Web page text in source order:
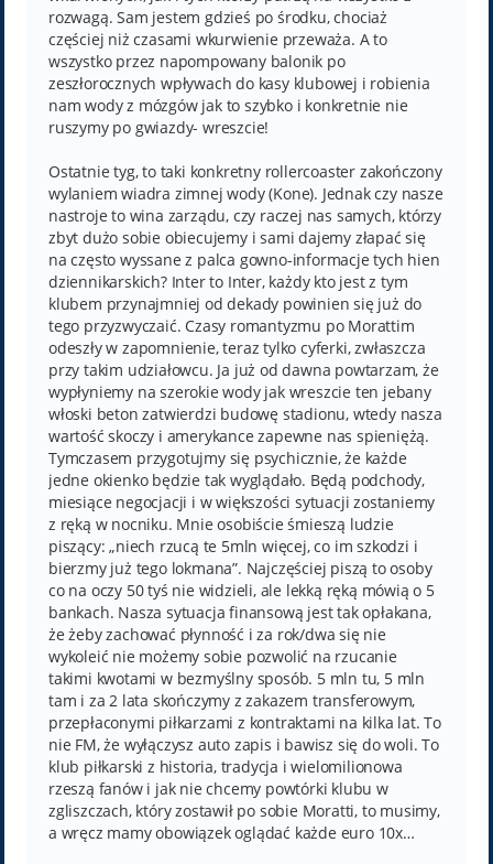
rozwagą. Sam jestem gdzieś po środku, chociaż
częściej niż czasami wkurwienie przeważa. A to
wszystko przez napompowany balonik po
zeszłorocznych wpływach do kasy klubowej i robienia
nam wody z mózgów jak to szybko i konkretnie nie
ruszymy po gwiazdy- wreszcie!
Ostatnie tyg, to taki konkretny rollercoaster zakończony
wylaniem wiadra zimnej wody (Kone). Jednak czy nasze
nastroje to wina zarządu, czy raczej nas samych, którzy
zbyt dużo sobie obiecujemy i sami dajemy złapać się
na często wyssane z palca gowno-informacje tych hien
dziennikarskich? Inter to Inter, każdy kto jest z tym
klubem przynajmniej od dekady powinien się już do
tego przyzwyczaić. Czasy romantyzmu po Morattim
odeszły w zapomnienie, teraz tylko cyferki, zwłaszcza
przy takim udziałowcu. Ja już od dawna powtarzam, że
wypłyniemy na szerokie wody jak wreszcie ten jebany
włoski beton zatwierdzi budowę stadionu, wtedy nasza
wartość skoczy i amerykance zapewne nas spieniężą.
Tymczasem przygotujmy się psychicznie, że każde
jedne okienko będzie tak wyglądało. Będą podchody,
miesiące negocjacji i w większości sytuacji zostaniemy
z ręką w nocniku. Mnie osobiście śmieszą ludzie
piszący: „niech rzucą te 5mln więcej, co im szkodzi i
bierzmy już tego lokmana”. Najczęściej piszą to osoby
co na oczy 50 tyś nie widzieli, ale lekką ręką mówią o 5
bankach. Nasza sytuacja finansową jest tak opłakana,
że żeby zachować płynność i za rok/dwa się nie
wykoleić nie możemy sobie pozwolić na rzucanie
takimi kwotami w bezmyślny sposób. 5 mln tu, 5 mln
tam i za 2 lata skończymy z zakazem transferowym,
przepłaconymi piłkarzami z kontraktami na kilka lat. To
nie FM, że wyłączysz auto zapis i bawisz się do woli. To
klub piłkarski z historia, tradycja i wielomilionowa
rzeszą fanów i jak nie chcemy powtórki klubu w
zgliszczach, który zostawił po sobie Moratti, to musimy,
a wręcz mamy obowiązek oglądać każde euro 10x…